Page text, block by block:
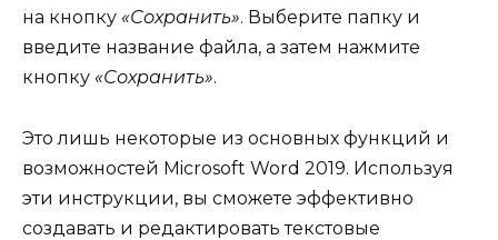
на кнопку «Сохранить». Выберите папку и
введите название файла, а затем нажмите
кнопку «Сохранить».
Это лишь некоторые из основных функций и
возможностей Microsoft Word 2019. Используя
эти инструкции, вы сможете эффективно
создавать и редактировать текстовые